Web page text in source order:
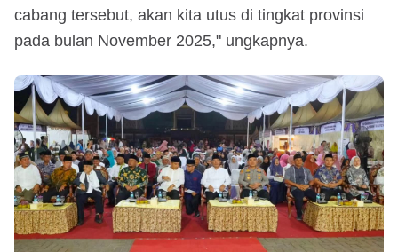
cabang tersebut, akan kita utus di tingkat provinsi
pada bulan November 2025," ungkapnya.